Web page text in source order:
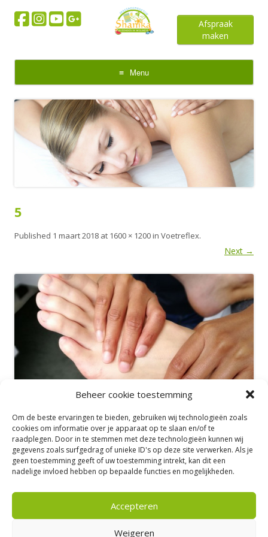
Beheer cookie toestemming
Om de beste ervaringen te bieden, gebruiken wij technologieën zoals
cookies om informatie over je apparaat op te slaan en/of te
raadplegen. Door in te stemmen met deze technologieën kunnen wij
gegevens zoals surfgedrag of unieke ID's op deze site verwerken. Als je
geen toestemming geeft of uw toestemming intrekt, kan dit een
nadelige invloed hebben op bepaalde functies en mogelijkheden.
Accepteren
Weigeren
Afspraak
maken
Menu
Skip
to
content
5
Published 1 maart 2018 at 1600 × 1200in Voetreflex.
Next →
Meerkoetweg 50 – 8446 JZ Heerenveen | Tel: 06-53194824 |
info@massagepraktijkshanika.nl